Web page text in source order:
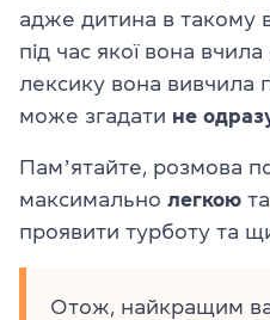
адже дитина в такому
під час якої вона
лексику вона вивчила
може згадати не
Памʼятайте, розмова
максимально легкою та
проявити турботу та
Отож, найкращим